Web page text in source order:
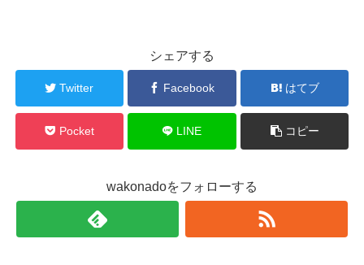
シェアする
Twitter Facebook はてブ
Pocket LINE コピー
wakonadoをフォローする